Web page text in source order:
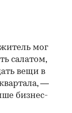
мог
салатом,
вещи в
—
бизнес-